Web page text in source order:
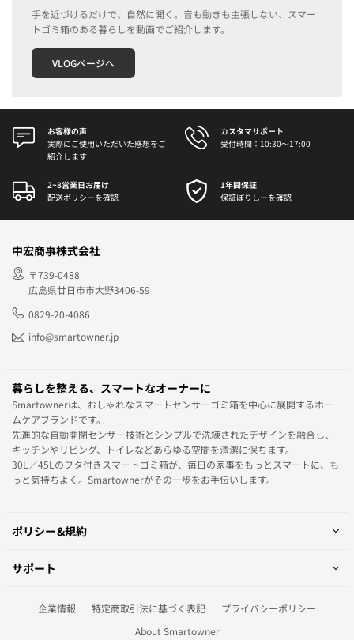
手を近づけるだけで、自然に開く。 音も動きも主張しない、スマー
トゴミ箱のある暮らしを動画でご紹介します。
VLOGページへ
お客様の声
実際にご使用いただいた感想をご
紹介します
カスタマサポート
受付時間：10:30～17:00
2~8営業日お届け
配送ポリシーを確認
1年間保証
保証ぽりしーを確認
中宏商事株式会社
〒739-0488
広島県廿日市市大野3406-59
0829-20-4086
info@smartowner.jp
暮らしを整える、スマートなオーナーに
Smartownerは、おしゃれなスマートセンサーゴミ箱を中心に展開するホー
ムケアブランドです。
先進的な自動開閉センサー技術とシンプルで洗練されたデザインを融合し、
キッチンやリビング、トイレなどあらゆる空間を清潔に保ちます。
30L／45Lのフタ付きスマートゴミ箱が、毎日の家事をもっとスマートに、も
っと気持ちよく。Smartownerがその一歩をお手伝いします。
ポリシー&規約
サポート
企業情報 特定商取引法に基づく表記
プライバシーポリシー
About Smartowner